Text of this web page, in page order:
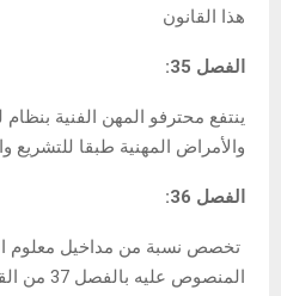
هذا القانون
الفصل 35:
ينتفع محترفو المهن الفنية
والأمراض المهنية طبقا للتشريع
الفصل 36:
تخصص نسبة من مداخيل معلوم